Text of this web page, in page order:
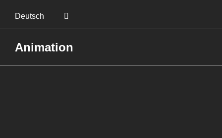
Deutsch
Animation